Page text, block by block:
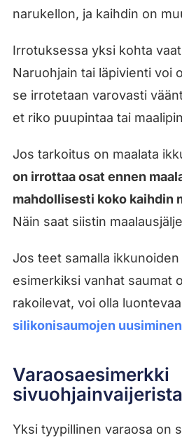
narukellon, ja kaihdin on
Irrotuksessa yksi kohta
Naruohjain tai läpivienti voi
se irrotetaan varovasti
et riko puupintaa tai
Jos tarkoitus on maalata
on irrottaa osat ennen
mahdollisesti koko kaihdin
Näin saat siistin
Jos teet samalla
esimerkiksi vanhat saumat
rakoilevat, voi olla
silikonisaumojen uusiminen
Varaosaesimerkki
sivuohjainvaijerista
Yksi tyypillinen varaosa on